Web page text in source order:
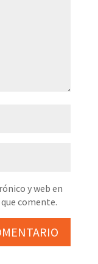
y web en
comente.